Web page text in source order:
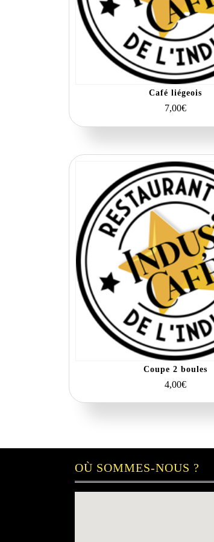
Café liégeois
7,00€
Coupe 2 boules
4,00€
OÙ SOMMES-NOUS ?